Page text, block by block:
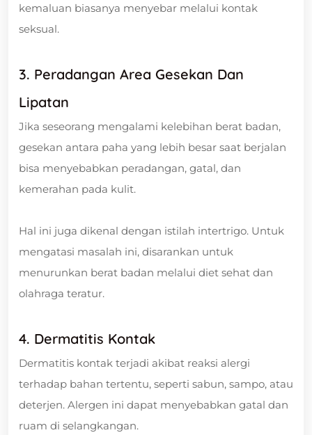
kemaluan biasanya menyebar melalui kontak
seksual.
3. Peradangan Area Gesekan Dan
Lipatan
Jika seseorang mengalami kelebihan berat badan,
gesekan antara paha yang lebih besar saat berjalan
bisa menyebabkan peradangan, gatal, dan
kemerahan pada kulit.
Hal ini juga dikenal dengan istilah intertrigo. Untuk
mengatasi masalah ini, disarankan untuk
menurunkan berat badan melalui diet sehat dan
olahraga teratur.
4. Dermatitis Kontak
Dermatitis kontak terjadi akibat reaksi alergi
terhadap bahan tertentu, seperti sabun, sampo, atau
deterjen. Alergen ini dapat menyebabkan gatal dan
ruam di selangkangan.